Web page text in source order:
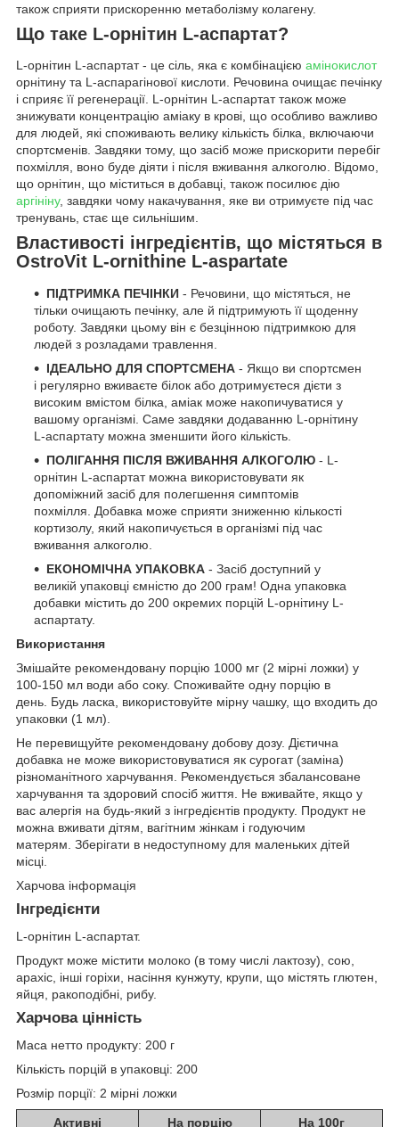
також сприяти прискоренню метаболізму колагену.
Що таке L-орнітин L-аспартат?
L-орнітин L-аспартат - це сіль, яка є комбінацією амінокислот
орнітину та L-аспарагінової кислоти. Речовина очищає печінку
і сприяє її регенерації. L-орнітин L-аспартат також може
знижувати концентрацію аміаку в крові, що особливо важливо
для людей, які споживають велику кількість білка, включаючи
спортсменів. Завдяки тому, що засіб може прискорити перебіг
похмілля, воно буде діяти і після вживання алкоголю. Відомо,
що орнітин, що міститься в добавці, також посилює дію
аргініну, завдяки чому накачування, яке ви отримуєте під час
тренувань, стає ще сильнішим.
Властивості інгредієнтів, що містяться в
OstroVit L-ornithine L-aspartate
ПІДТРИМКА ПЕЧІНКИ - Речовини, що містяться, не
тільки очищають печінку, але й підтримують її щоденну
роботу. Завдяки цьому він є безцінною підтримкою для
людей з розладами травлення.
ІДЕАЛЬНО ДЛЯ СПОРТСМЕНА - Якщо ви спортсмен
і регулярно вживаєте білок або дотримуєтеся дієти з
високим вмістом білка, аміак може накопичуватися у
вашому організмі. Саме завдяки додаванню L-орнітину
L-аспартату можна зменшити його кількість.
ПОЛІГАННЯ ПІСЛЯ ВЖИВАННЯ АЛКОГОЛЮ - L-
орнітин L-аспартат можна використовувати як
допоміжний засіб для полегшення симптомів
похмілля. Добавка може сприяти зниженню кількості
кортизолу, який накопичується в організмі під час
вживання алкоголю.
ЕКОНОМІЧНА УПАКОВКА - Засіб доступний у
великій упаковці ємністю до 200 грам! Одна упаковка
добавки містить до 200 окремих порцій L-орнітину L-
аспартату.
Використання
Змішайте рекомендовану порцію 1000 мг (2 мірні ложки) у
100-150 мл води або соку. Споживайте одну порцію в
день. Будь ласка, використовуйте мірну чашку, що входить до
упаковки (1 мл).
Не перевищуйте рекомендовану добову дозу. Дієтична
добавка не може використовуватися як сурогат (заміна)
різноманітного харчування. Рекомендується збалансоване
харчування та здоровий спосіб життя. Не вживайте, якщо у
вас алергія на будь-який з інгредієнтів продукту. Продукт не
можна вживати дітям, вагітним жінкам і годуючим
матерям. Зберігати в недоступному для маленьких дітей
місці.
Харчова інформація
Інгредієнти
L-орнітин L-аспартат.
Продукт може містити молоко (в тому числі лактозу), сою,
арахіс, інші горіхи, насіння кунжуту, крупи, що містять глютен,
яйця, ракоподібні, рибу.
Харчова цінність
Маса нетто продукту: 200 г
Кількість порцій в упаковці: 200
Розмір порції: 2 мірні ложки
Активні На порцію На 100г